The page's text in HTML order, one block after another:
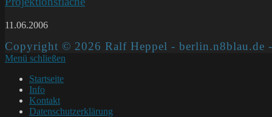
11.06.2006
Copyright © 2026 Ralf Heppel - berlin.n8blau.de
Menü schließen
Startseite
Info
Kontakt
Datenschutzerklärung